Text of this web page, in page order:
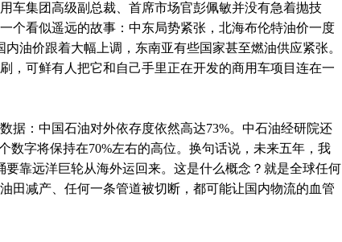
车集团高级副总裁、首席市场官彭佩敏并没有急着抛技
个看似遥远的故事：中东局势紧张，北海布伦特油价一度
内油价跟着大幅上调，东南亚有些国家甚至燃油供应紧张。
，可鲜有人把它和自己手里正在开发的商用车项目连在一
据：中国石油对外依存度依然高达73%。中石油经研院还
数字将保持在70%左右的高位。换句话说，未来五年，我
要靠远洋巨轮从海外运回来。这是什么概念？就是全球任何
田减产、任何一条管道被切断，都可能让国内物流的血管